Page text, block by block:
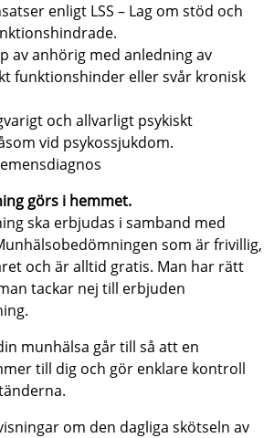
enligt LSS – Lag om stöd och
av anhörig med anledning av
funktionshinder eller svår kronisk
och allvarligt psykiskt
vid psykossjukdom.
görs i hemmet.
ska erbjudas i samband med
som är frivillig,
och är alltid gratis. Man har rätt
tackar nej till erbjuden
munhälsa går till så att en
till dig och gör enklare kontroll
om den dagliga skötseln av